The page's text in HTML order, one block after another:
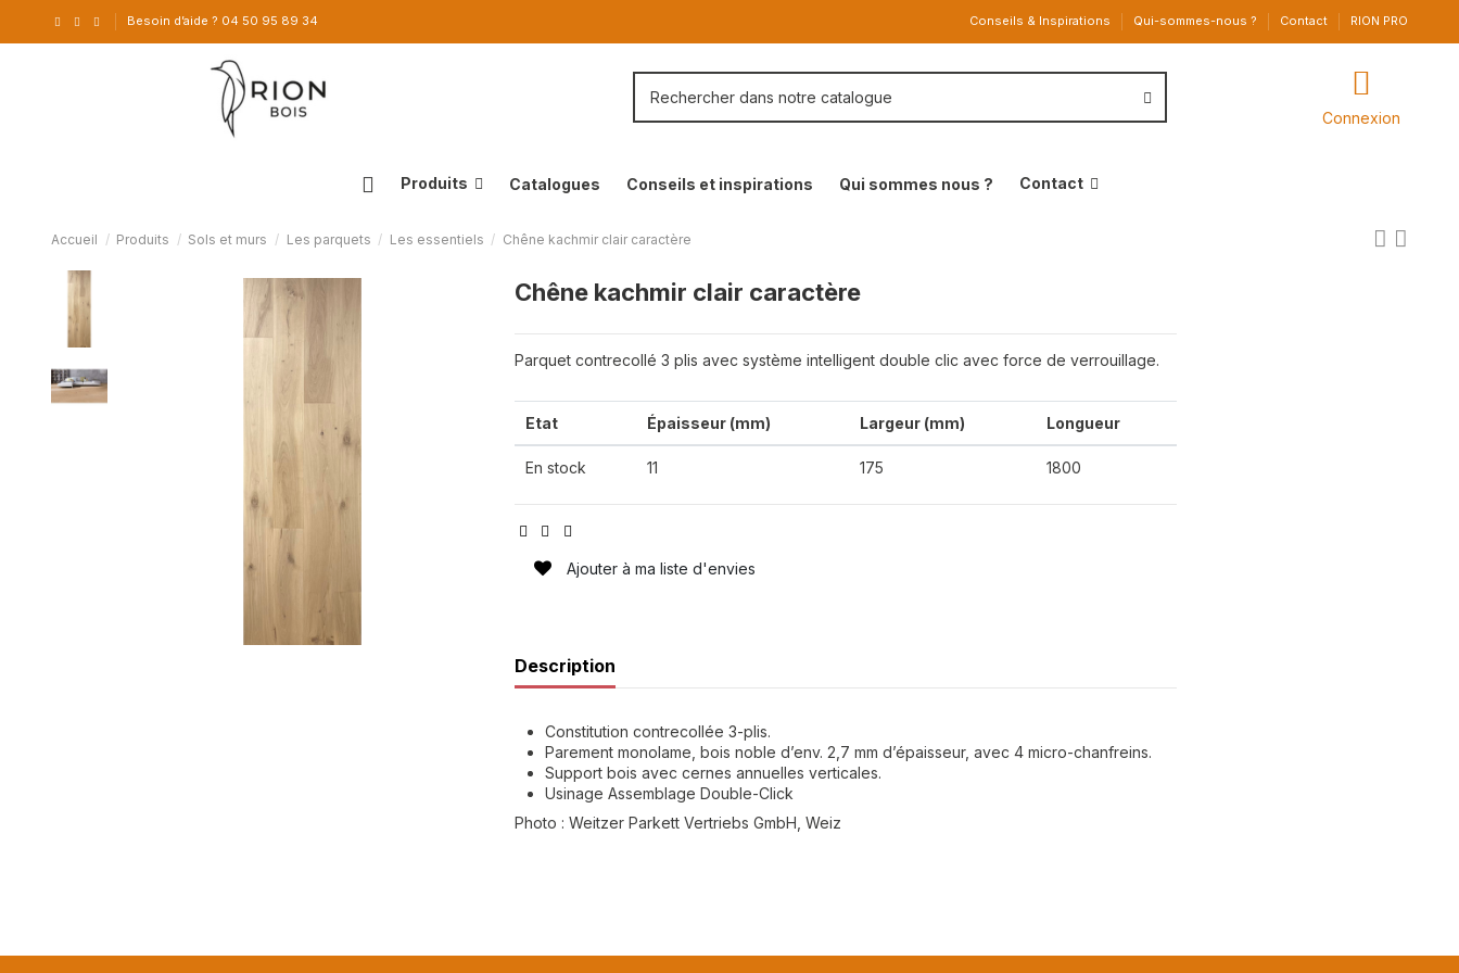
Besoin d’aide ? 04 50 95 89 34 Conseils & Inspirations Qui-sommes-nous ? Contact RION PRO
Connexion
Produits Catalogues Conseils et inspirations Qui sommes nous ? Contact
Accueil Produits Sols et murs Les parquets Les essentiels Chêne kachmir clair caractère
Chêne kachmir clair caractère
Parquet contrecollé 3 plis avec système intelligent double clic avec force de verrouillage.
Etat Épaisseur (mm) Largeur (mm) Longueur
En stock 11 175 1800
Ajouter à ma liste d'envies
Description
Constitution contrecollée 3-plis.
Parement monolame, bois noble d’env. 2,7 mm d’épaisseur, avec 4 micro-chanfreins.
Support bois avec cernes annuelles verticales.
Usinage Assemblage Double-Click
Photo : Weitzer Parkett Vertriebs GmbH, Weiz